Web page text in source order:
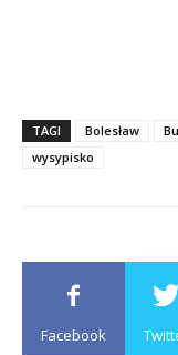
TAGI Bolesław
wysypisko
Facebook